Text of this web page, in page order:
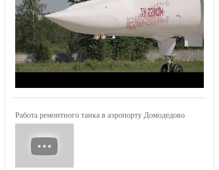
Работа ремонтного танка в аэропорту Домодедово